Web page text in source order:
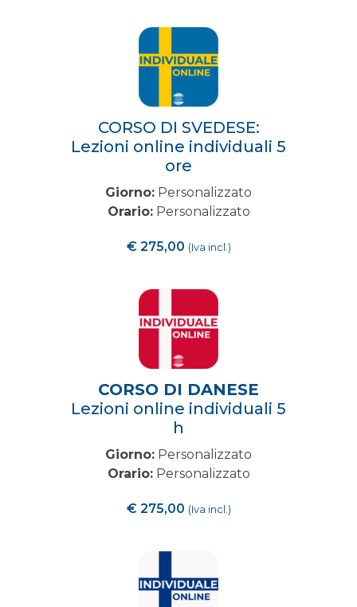
CORSO DI SVEDESE:
Lezioni online individuali 5
ore
Giorno: Personalizzato
Orario:Personalizzato
€275,00 (Iva incl.)
CORSO DI DANESE
Lezioni online individuali 5
h
Giorno: Personalizzato
Orario:Personalizzato
€275,00 (Iva incl.)